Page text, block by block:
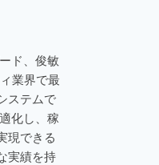
ド、俊敏
業界で最
ステムで
化し、 稼
現できる
実績を持